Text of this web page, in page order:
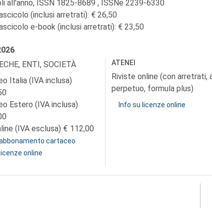
all'anno, ISSN 1825-8689 , ISSNe 2239-6330
(inclusi arretrati): € 26,50
e-book (inclusi arretrati): € 23,50
ENTI, SOCIETÀ
Italia (IVA inclusa)
Estero (IVA inclusa)
(IVA esclusa)
112,00
cartaceo
online
ATENEI
Riviste online (con arretrati,
perpetuo, formula plus)
Info su licenze online